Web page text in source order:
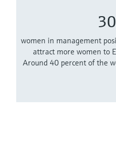
women in management
attract more women to
Around 40 percent of the